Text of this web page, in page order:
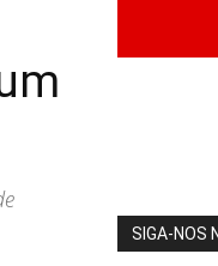
SIGA-NOS